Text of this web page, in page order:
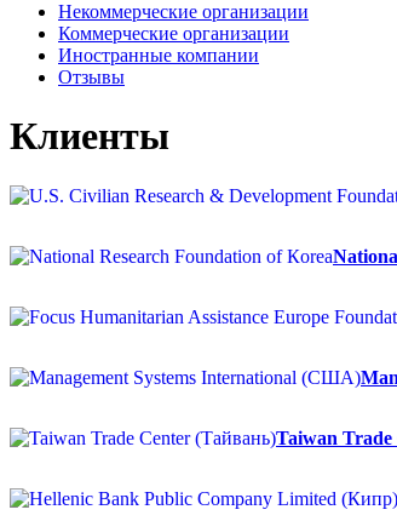
Некоммерческие организации
Коммерческие организации
Иностранные компании
Отзывы
Клиенты
Taiwan